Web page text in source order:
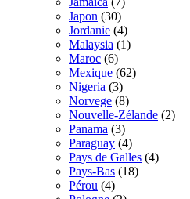
Japon (30)
Jordanie (4)
Malaysia (1)
Maroc (6)
Mexique (62)
Nigeria (3)
Norvege (8)
Nouvelle-Zélande (2)
Panama (3)
Paraguay (4)
Pays de Galles (4)
Pays-Bas (18)
Pérou (4)